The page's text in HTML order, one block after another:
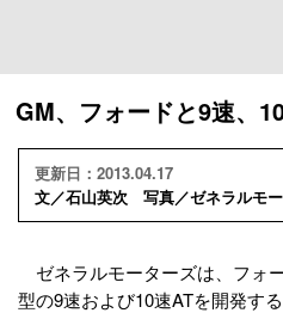
GM、フォードと9速、
更新日：2013.04.17
文／石山英次 写真／ゼネラルモ
ゼネラルモーターズは、フォ
型の9速および10速ATを開発す